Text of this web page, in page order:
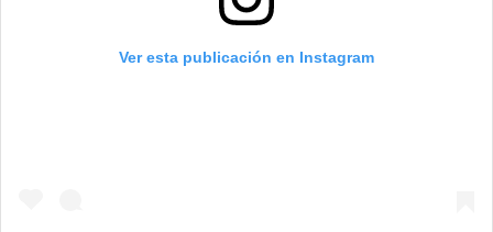
Ver esta publicación en Instagram